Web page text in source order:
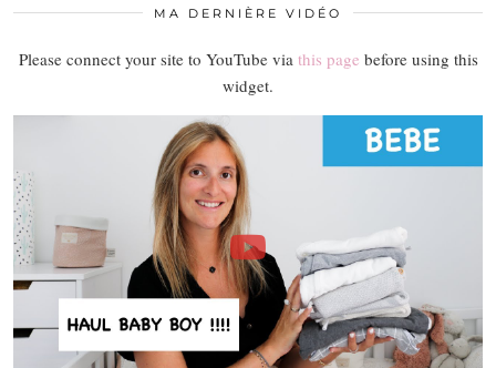
MA DERNIÈRE VIDÉO
Please connect your site to YouTube via this page before using this
widget.